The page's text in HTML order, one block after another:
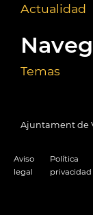
Actualidad
Temas
Ajuntament de
Aviso
legal
Política
privacidad